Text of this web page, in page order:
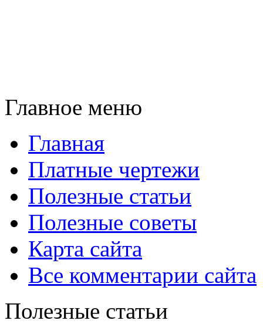
Главное меню
Главная
Платные чертежи
Полезные статьи
Полезные советы
Карта сайта
Все комментарии сайта
Полезные статьи